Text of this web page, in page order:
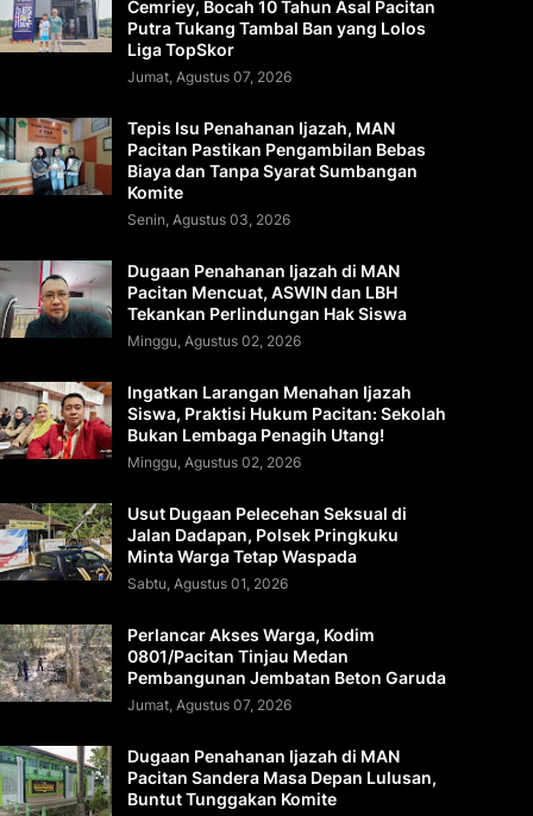
Cemriey, Bocah 10 Tahun Asal Pacitan
Putra Tukang Tambal Ban yang Lolos
Liga TopSkor
Jumat, Agustus 07, 2026
Tepis Isu Penahanan Ijazah, MAN
Pacitan Pastikan Pengambilan Bebas
Biaya dan Tanpa Syarat Sumbangan
Komite
Senin, Agustus 03, 2026
Dugaan Penahanan Ijazah di MAN
Pacitan Mencuat, ASWIN dan LBH
Tekankan Perlindungan Hak Siswa
Minggu, Agustus 02, 2026
Ingatkan Larangan Menahan Ijazah
Siswa, Praktisi Hukum Pacitan: Sekolah
Bukan Lembaga Penagih Utang!
Minggu, Agustus 02, 2026
Usut Dugaan Pelecehan Seksual di
Jalan Dadapan, Polsek Pringkuku
Minta Warga Tetap Waspada
Sabtu, Agustus 01, 2026
Perlancar Akses Warga, Kodim
0801/Pacitan Tinjau Medan
Pembangunan Jembatan Beton Garuda
Jumat, Agustus 07, 2026
Dugaan Penahanan Ijazah di MAN
Pacitan Sandera Masa Depan Lulusan,
Buntut Tunggakan Komite